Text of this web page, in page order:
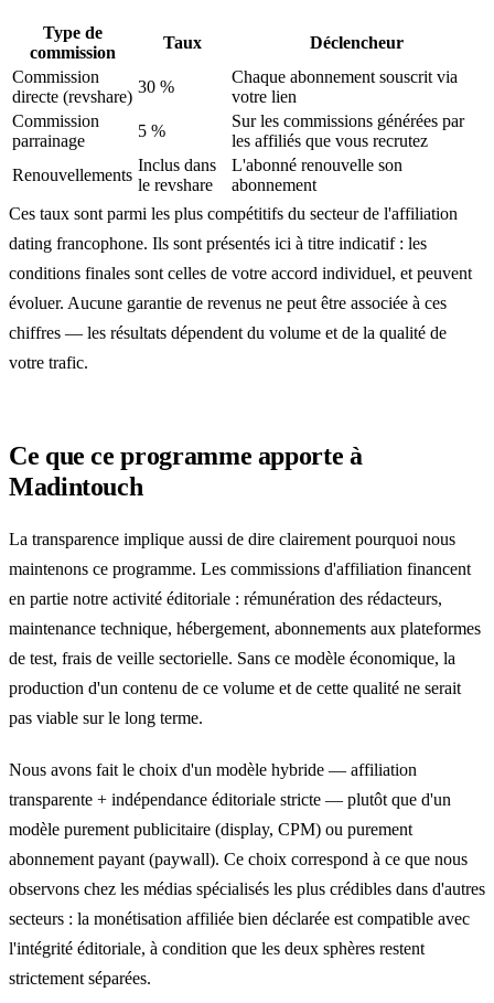
Type de
commission
Taux
Déclencheur
Commission
directe (revshare)
30 %
Chaque abonnement souscrit via
votre lien
Commission
parrainage
5 %
Sur les commissions générées par
les affiliés que vous recrutez
Renouvellements
Inclus dans
le revshare
L'abonné renouvelle son
abonnement
Ces taux sont parmi les plus compétitifs du secteur de l'affiliation
dating francophone. Ils sont présentés ici à titre indicatif : les
conditions finales sont celles de votre accord individuel, et peuvent
évoluer. Aucune garantie de revenus ne peut être associée à ces
chiffres — les résultats dépendent du volume et de la qualité de
votre trafic.
Ce que ce programme apporte à
Madintouch
La transparence implique aussi de dire clairement pourquoi nous
maintenons ce programme. Les commissions d'affiliation financent
en partie notre activité éditoriale : rémunération des rédacteurs,
maintenance technique, hébergement, abonnements aux plateformes
de test, frais de veille sectorielle. Sans ce modèle économique, la
production d'un contenu de ce volume et de cette qualité ne serait
pas viable sur le long terme.
Nous avons fait le choix d'un modèle hybride — affiliation
transparente + indépendance éditoriale stricte — plutôt que d'un
modèle purement publicitaire (display, CPM) ou purement
abonnement payant (paywall). Ce choix correspond à ce que nous
observons chez les médias spécialisés les plus crédibles dans d'autres
secteurs : la monétisation affiliée bien déclarée est compatible avec
l'intégrité éditoriale, à condition que les deux sphères restent
strictement séparées.